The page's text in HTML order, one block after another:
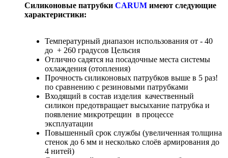
Силиконовые патрубки CARUM имеют следующие
характеристики:
Температурный диапазон использования от - 40
до + 260 градусов Цельсия
Отлично садятся на посадочные места системы
охлаждения (отопления)
Прочность силиконовых патрубков выше в 5 раз!
по сравнению с резиновыми патрубками
Входящий в состав изделия качественный
силикон предотвращает высыхание патрубка и
появление микротрещин в процессе
эксплуатации
Повышенный срок службы (увеличенная толщина
стенок до 6 мм и несколько слоёв армирования до
4 нитей)